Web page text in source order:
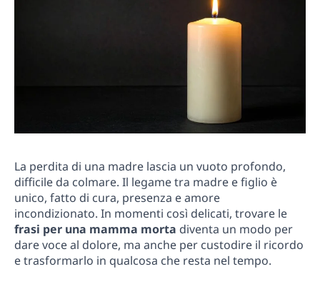
La perdita di una madre lascia un vuoto profondo,
difficile da colmare. Il legame tra madre e figlio è
unico, fatto di cura, presenza e amore
incondizionato. In momenti così delicati, trovare le
frasi per una mamma morta diventa un modo per
dare voce al dolore, ma anche per custodire il ricordo
e trasformarlo in qualcosa che resta nel tempo.